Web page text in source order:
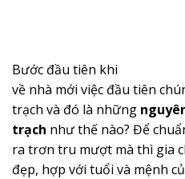
Bước đầu tiên khi
về nhà mới việc đầu tiên
trạch và đó là những
trạch như thế nào? Để
ra trơn tru mượt mà thì gia
đẹp, hợp với tuổi và mệnh